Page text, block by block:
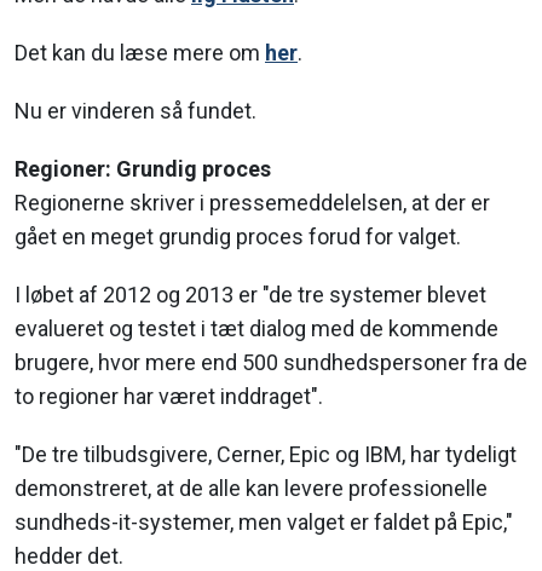
Det kan du læse mere om her.
Nu er vinderen så fundet.
Regioner: Grundig proces
Regionerne skriver i pressemeddelelsen, at der er
gået en meget grundig proces forud for valget.
I løbet af 2012 og 2013 er "de tre systemer blevet
evalueret og testet i tæt dialog med de kommende
brugere, hvor mere end 500 sundhedspersoner fra de
to regioner har været inddraget".
"De tre tilbudsgivere, Cerner, Epic og IBM, har tydeligt
demonstreret, at de alle kan levere professionelle
sundheds-it-systemer, men valget er faldet på Epic,"
hedder det.